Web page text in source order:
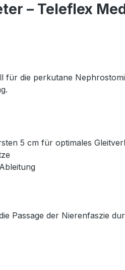
– Teleflex
die perkutane
5 cm für optimales
Passage der Nierenfaszie